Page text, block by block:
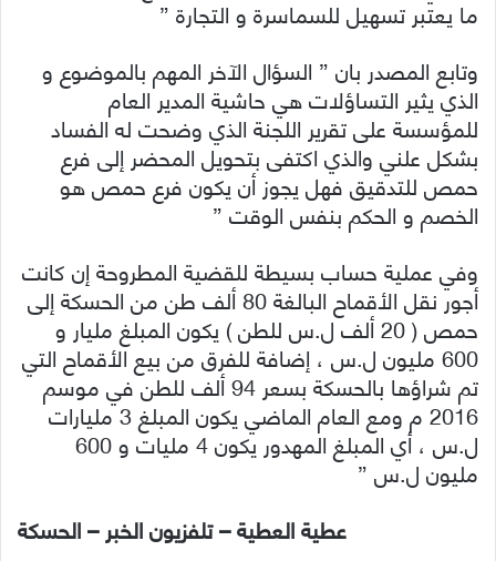
ما يعتبر تسهيل للسماسرة و التجارة ”
وتابع المصدر بان ” السؤال الآخر المهم بالموضوع و
الذي يثير التساؤلات هي حاشية المدير العام
للمؤسسة على تقرير اللجنة الذي وضحت له الفساد
بشكل علني والذي اكتفى بتحويل المحضر إلى فرع
حمص للتدقيق فهل يجوز أن يكون فرع حمص هو
الخصم و الحكم بنفس الوقت ”
وفي عملية حساب بسيطة للقضية المطروحة إن كانت
أجور نقل الأقماح البالغة 80 ألف طن من الحسكة إلى
حمص ( 20 ألف ل.س للطن ) يكون المبلغ مليار و
600 مليون ل.س ، إضافة للفرق من بيع الأقماح التي
تم شراؤها بالحسكة بسعر 94 ألف للطن في موسم
2016 م ومع العام الماضي يكون المبلغ 3 مليارات
ل.س ، أي المبلغ المهدور يكون 4 مليات و 600
مليون ل.س ”
عطية العطية – تلفزيون الخبر – الحسكة